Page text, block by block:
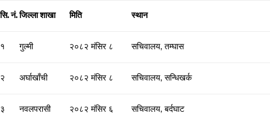
सि. नं. जिल्ला शाखा मिति स्थान
१ गुल्मी २०८२ मंसिर ८ सचिवालय, तम्घास
२ अर्घाखाँची २०८२ मंसिर ८ सचिवालय, सन्धिखर्क
३ नवलपरासी २०८२ मंसिर ६ सचिवालय, बर्दघाट